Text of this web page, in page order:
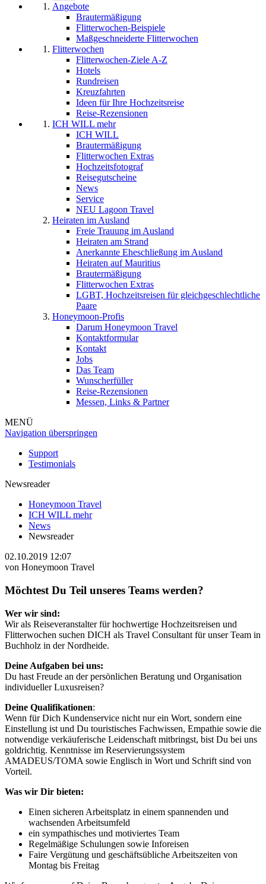
Angebote
Brautermäßigung
Flitterwochen-Beispiele
Maßgeschneiderte Flitterwochen
Flitterwochen
Flitterwochen-Ziele A-Z
Hotels
Rundreisen
Kreuzfahrten
Ideen für Ihre Hochzeitsreise
Reise-Rezensionen
ICH WILL mehr
ICH WILL
Brautermäßigung
Flitterwochen Extras
Hochzeitsfotograf
Reisegutscheine
News
Service
NEU Lagoon Travel
Heiraten im Ausland
Freie Trauung im Ausland
Heiraten am Strand
Anerkannte Eheschließung im Ausland
Heiraten auf Mauritius
Brautermäßigung
Flitterwochen Extras
LGBT, Hochzeitsreisen für gleichgeschlechtliche
Paare
Honeymoon-Profis
Darum Honeymoon Travel
Kontaktformular
Kontakt
Jobs
Das Team
Wunscherfüller
Reise-Rezensionen
Messen, Links & Partner
MENÜ
Navigation überspringen
Support
Testimonials
Newsreader
Honeymoon Travel
ICH WILL mehr
News
Newsreader
02.10.2019 12:07
von Honeymoon Travel
Möchtest Du Teil unseres Teams werden?
Wer wir sind:
Wir als Reiseveranstalter für hochwertige Hochzeitsreisen und
Flitterwochen suchen DICH als Travel Consultant für unser Team in
Buchholz in der Nordheide.
Deine Aufgaben bei uns:
Du hast Freude an der persönlichen Beratung und Organisation
individueller Luxusreisen?
Deine Qualifikationen:
Wenn für Dich Kundenservice nicht nur ein Wort, sondern eine
Einstellung ist und Du touristisches Fachwissen, Empathie sowie die
notwendige verkäuferische Leidenschaft mitbringst, bist Du bei uns
goldrichtig. Kenntnisse im Reservierungssystem
AMADEUS/TOMA sowie Englisch in Wort und Schrift sind von
Vorteil.
Was wir Dir bieten:
Einen sicheren Arbeitsplatz in einem spannenden und
wachsenden Arbeitsumfeld
ein sympathisches und motiviertes Team
Regelmäßige Schulungen sowie Inforeisen
Faire Vergütung und geschäftsübliche Arbeitszeiten von
Montag bis Freitag